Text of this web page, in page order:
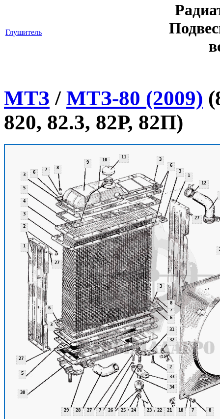
Глушитель
МТЗ / МТЗ-80 (2009)
820, 82.3, 82Р, 82П)
1
1
2
2
3
3
3
3
3
3
4
5
5
6
6
6
6
7 7
7
7
8
8
8
9 10
11
12
18
21
22
23
24
25
26
27
27
27
27
28
29
30
31
32
33
34